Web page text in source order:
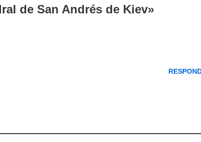
de San Andrés de Kiev»